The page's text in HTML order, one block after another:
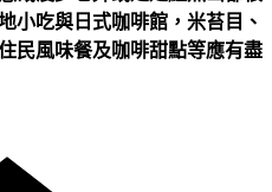
小吃與日式咖啡館，米苔目、
民風味餐及咖啡甜點等應有盡